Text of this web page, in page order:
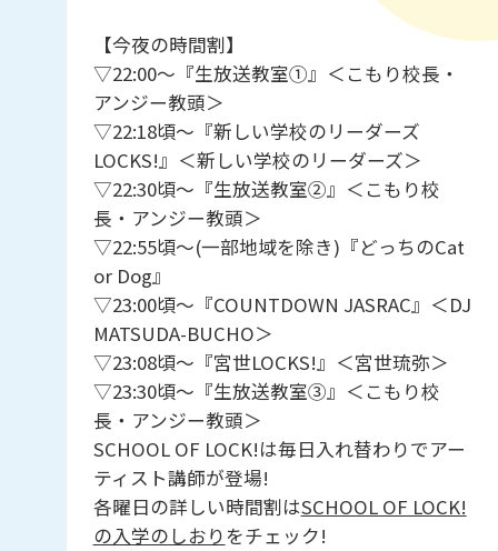
【今夜の時間割】
▽22:00～『生放送教室①』＜こもり校長・
アンジー教頭＞
▽22:18頃～『新しい学校のリーダーズ
LOCKS!』＜新しい学校のリーダーズ＞
▽22:30頃～『生放送教室②』＜こもり校
長・アンジー教頭＞
▽22:55頃～(一部地域を除き)『どっちのCat
or Dog』
▽23:00頃～『COUNTDOWN JASRAC』＜DJ
MATSUDA-BUCHO＞
▽23:08頃～『宮世LOCKS!』＜宮世琉弥＞
▽23:30頃～『生放送教室③』＜こもり校
長・アンジー教頭＞
SCHOOL OF LOCK!は毎日入れ替わりでアー
ティスト講師が登場!
各曜日の詳しい時間割はSCHOOL OF LOCK!
の入学のしおりをチェック!